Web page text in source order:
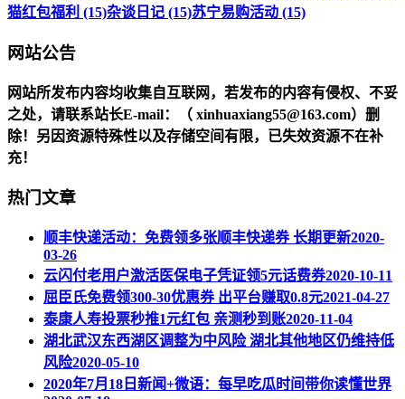
猫红包福利 (15)杂谈日记 (15)苏宁易购活动 (15)
网站公告
网站所发布内容均收集自互联网，若发布的内容有侵权、不妥
之处，请联系站长E-mail：（ xinhuaxiang55@163.com）删
除！另因资源特殊性以及存储空间有限，已失效资源不在补
充！
热门文章
顺丰快递活动：免费领多张顺丰快递券 长期更新2020-
03-26
云闪付老用户激活医保电子凭证领5元话费券2020-10-11
屈臣氏免费领300-30优惠券 出平台赚取0.8元2021-04-27
泰康人寿投票秒推1元红包 亲测秒到账2020-11-04
湖北武汉东西湖区调整为中风险 湖北其他地区仍维持低
风险2020-05-10
2020年7月18日新闻+微语：每早吃瓜时间带你读懂世界